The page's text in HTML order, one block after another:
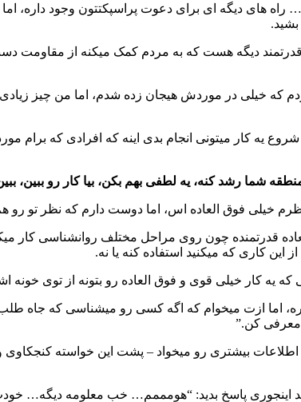
های دیگه ای برای دعوت پراسپکتتون وجود داره،
دیگه هست که به مردم کمک میکنه از مقاومت
که خیلی در موردش هیجان زده شدم، اما من چیز
یه کار میتونی انجام بدی اینه که افرادی که برام
شما رشد کنه، یه لطفی بهم بکن، بیا کار رو ببین،
خیلی فوق العاده اس، اما دوست دارم که نظر تو
قدرتمنده چون روی مراحل مختلف روانشناسی کار
کاری که میکنید استفاده کنه یا نه.
یه کار خیلی قوی و فوق العاده رو بتونه از توی خونه
اما ازت میخوام که اگه کسی رو میشناسی که جاه
معرفی کن.”
بیشتری رو میخواد – پشت این خواسته کنجکاوی
اینجوری پاسخ بدید: “هومممم… خب معلومه دیگه…